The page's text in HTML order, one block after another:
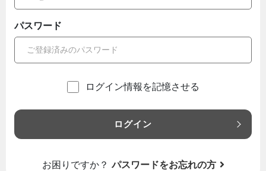
パスワード
ログイン情報を記憶させる
ログイン
お困りですか？ パスワードをお忘れの方